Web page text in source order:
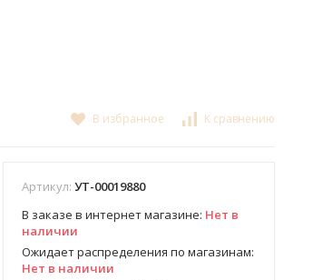
В избранное К сравнению
Артикул: УТ-00019880
В заказе в интернет магазине: Нет в
наличии
Ожидает распределения по магазинам:
Нет в наличии